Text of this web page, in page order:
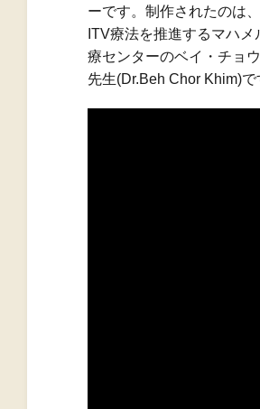
ーです。制作されたのは
ITV療法を推進するマハメ
療センターのベイ・チョ
先生(Dr.Beh Chor Khim)で